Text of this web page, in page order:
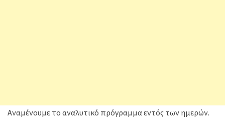
Αναμένουμε το αναλυτικό πρόγραμμα εντός των ημερών.